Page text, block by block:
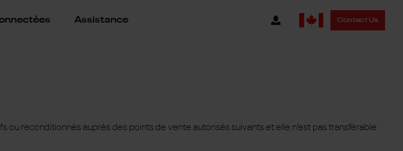
Assistance Contact Us
reconditionnés auprès des points de vente autorisés suivants et elle n’est pas transférable :